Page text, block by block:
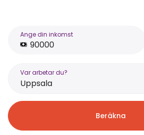
Ange din inkomst
Var arbetar du?
Uppsala
Beräkna